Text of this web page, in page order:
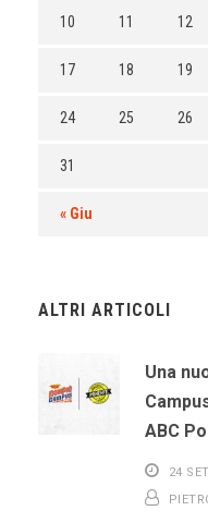
« Giu
10 11 12
17 18 19
24 25 26
31
ALTRI ARTICOLI
Una
ABC
24